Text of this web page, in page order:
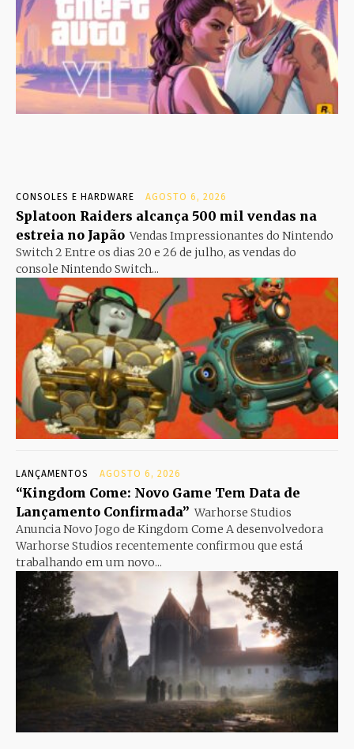
CONSOLES E HARDWARE AGOSTO 6, 2026
Splatoon Raiders alcança 500 mil vendas na
estreia no Japão Vendas Impressionantes do Nintendo
Switch 2 Entre os dias 20 e 26 de julho, as vendas do
console Nintendo Switch...
LANÇAMENTOS AGOSTO 6, 2026
“Kingdom Come: Novo Game Tem Data de
Lançamento Confirmada” Warhorse Studios
Anuncia Novo Jogo de Kingdom Come A desenvolvedora
Warhorse Studios recentemente confirmou que está
trabalhando em um novo...